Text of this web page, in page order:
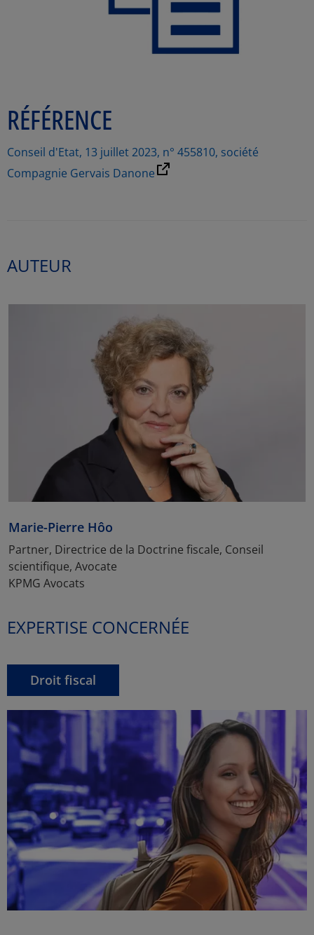
RÉFÉRENCE
Conseil d'Etat, 13 juillet 2023, n° 455810, société
Compagnie Gervais Danone
AUTEUR
Marie-Pierre Hôo
Partner, Directrice de la Doctrine fiscale, Conseil
scientifique, Avocate
KPMG Avocats
EXPERTISE CONCERNÉE
Droit fiscal